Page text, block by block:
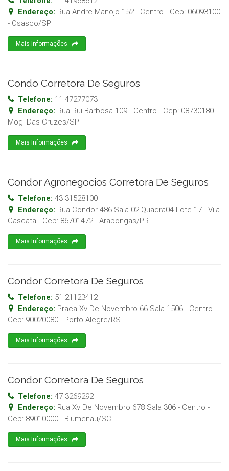
Endereço: Rua Andre Manojo 152 - Centro - Cep: 06093100
- Osasco/SP
Mais Informações
Condo Corretora De Seguros
Telefone: 11 47277073
Endereço: Rua Rui Barbosa 109 - Centro - Cep: 08730180 -
Mogi Das Cruzes/SP
Mais Informações
Condor Agronegocios Corretora De Seguros
Telefone: 43 31528100
Endereço: Rua Condor 486 Sala 02 Quadra04 Lote 17 - Vila
Cascata - Cep: 86701472- Arapongas/PR
Mais Informações
Condor Corretora De Seguros
Telefone: 51 21123412
Endereço: Praca Xv De Novembro 66 Sala 1506 - Centro -
Cep: 90020080 - Porto Alegre/RS
Mais Informações
Condor Corretora De Seguros
Telefone: 47 3269292
Endereço: Rua Xv De Novembro 678 Sala 306 - Centro -
Cep: 89010000 - Blumenau/SC
Mais Informações